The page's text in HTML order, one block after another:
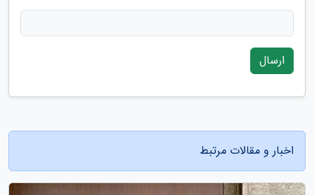
ارسال
اخبار و مقالات مرتبط